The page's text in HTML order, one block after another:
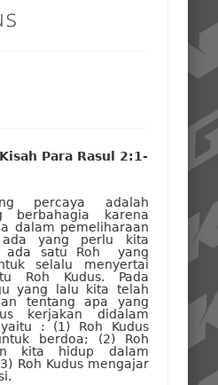
Para Rasul 2:1-
percaya adalah
berbahagia karena
dalam pemeliharaan
yang perlu kita
ada satu Roh yang
selalu menyertai
Roh Kudus. Pada
yang lalu kita telah
tentang apa yang
kerjakan didalam
: (1) Roh Kudus
berdoa; (2) Roh
kita hidup dalam
Roh Kudus mengajar